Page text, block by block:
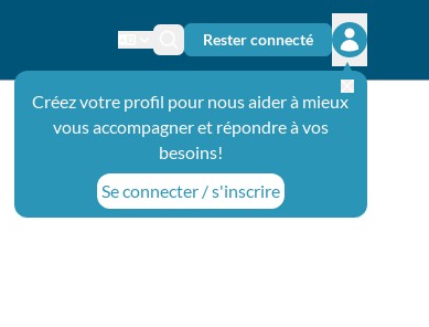
Changer de langue
Icône de recherche
Rester connecté
Ouvrir le
Créez votre profil pour nous aider à mieux
vous accompagner et répondre à vos
besoins!
Se connecter / s'inscrire